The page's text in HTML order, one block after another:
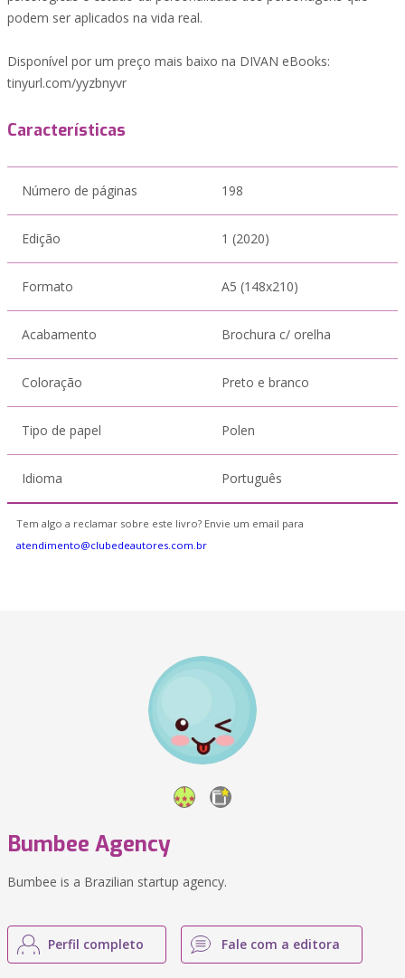
podem ser aplicados na vida real.
Disponível por um preço mais baixo na DIVAN eBooks:
tinyurl.com/yyzbnyvr
Características
Número de páginas 198
Edição 1 (2020)
Formato A5 (148x210)
Acabamento Brochura c/ orelha
Coloração Preto e branco
Tipo de papel Polen
Idioma Português
Tem algo a reclamar sobre este livro? Envie um email para
atendimento@clubedeautores.com.br
Bumbee Agency
Bumbee is a Brazilian startup agency.
Perfil completo Fale com a editora